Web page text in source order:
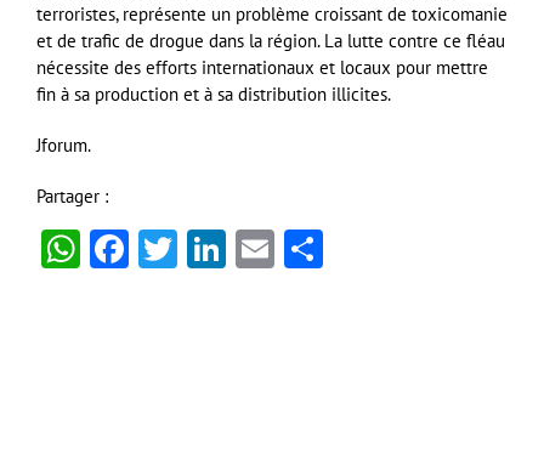
terroristes, représente un problème croissant de toxicomanie
et de trafic de drogue dans la région. La lutte contre ce fléau
nécessite des efforts internationaux et locaux pour mettre
fin à sa production et à sa distribution illicites.
Jforum.
Partager :
WhatsApp
Facebook
Twitter
LinkedIn
Email